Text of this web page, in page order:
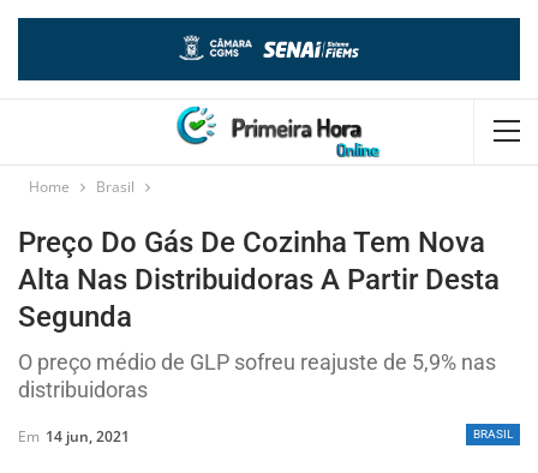
Home Brasil
Preço Do Gás De Cozinha Tem Nova
Alta Nas Distribuidoras A Partir Desta
Segunda
O preço médio de GLP sofreu reajuste de 5,9% nas
distribuidoras
BRASIL
Em 14 jun, 2021